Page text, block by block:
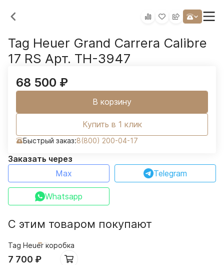
Tag Heuer Grand Carrera Calibre
17 RS Арт. TH-3947
68 500 ₽
В корзину
Купить в 1 клик
Быстрый заказ:8(800) 200-04-17
Заказать через
Max
Telegram
Whatsapp
С этим товаром покупают
Tag Heuer коробка
7 700 ₽